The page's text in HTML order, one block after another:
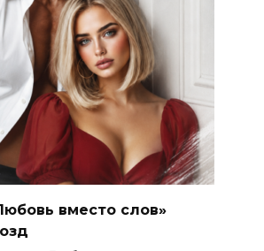
вместо слов»